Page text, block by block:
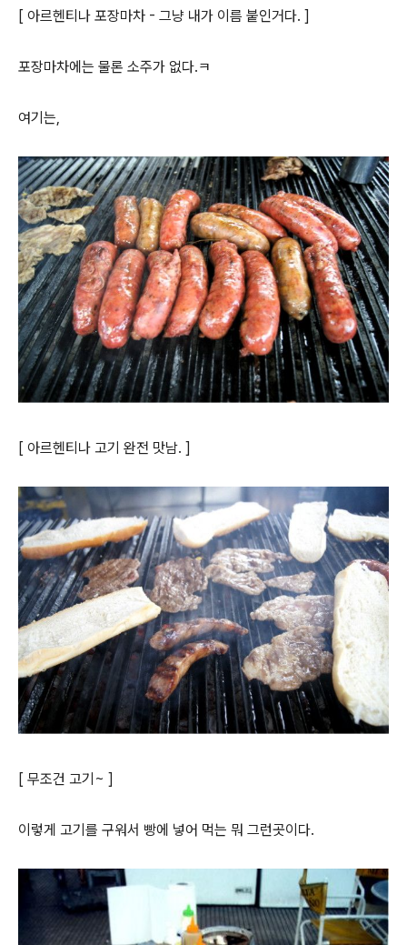
[ 아르헨티나 포장마차 - 그냥 내가 이름 붙인거다. ]
포장마차에는 물론 소주가 없다.ㅋ
여기는,
[ 아르헨티나 고기 완전 맛남. ]
[ 무조건 고기~ ]
이렇게 고기를 구워서 빵에 넣어 먹는 뭐 그런곳이다.